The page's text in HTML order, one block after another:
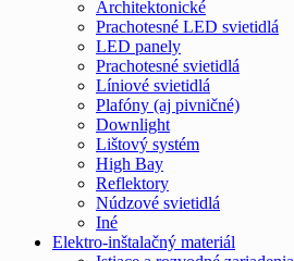
Architektonické
Prachotesné LED svietidlá
LED panely
Prachotesné svietidlá
Líniové svietidlá
Plafóny (aj pivničné)
Downlight
Lištový systém
High Bay
Reflektory
Núdzové svietidlá
Iné
Elektro-inštalačný materiál